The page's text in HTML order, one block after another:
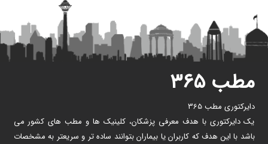
مطب ۳۶۵
دایرکتوری مطب 365
یک دایرکتوری با هدف معرفی پزشکان، کلینیک ها و مطب های کشور می
باشد با این هدف که کاربران یا بیماران بتوانند ساده تر و سریعتر به مشخصات